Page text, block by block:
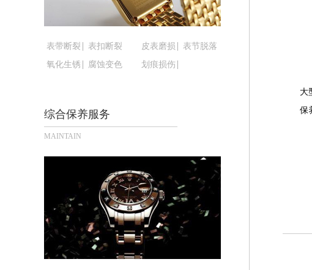
黑龙江省牡丹江市东安区太平路腕表时光售后服
黑龙江省七台河市桃山区大同街腕表时光售后服
黑龙江省齐齐哈尔市龙沙区龙华路腕表时光售后
黑龙江省双鸭山市尖山区新兴大街腕表时光售后
黑龙江省绥化市北林区新华街与康庄路交叉口腕
黑龙江省伊春市伊美区通河路腕表时光售后服务
吉林省白城市洮北区明仁南街腕表时光售后服务
吉林省白山市浑江区浑江大街腕表时光售后服务
吉林省辽源市龙山区人民大街腕表时光售后服务
吉林省梅河口市新华街道梅河大街腕表时光售后
吉林省四平市铁东区紫气大路与南九经街交汇处
吉林省松原市宁江区五环大街腕表时光售后服务
吉林省通化市东昌区环通乡江南大街腕表时光售
表带断裂 表扣断裂 皮表磨损
表节脱落
氧化生锈
腐蚀变色 划痕损伤
综合保养服务
MAINTAIN
大
保